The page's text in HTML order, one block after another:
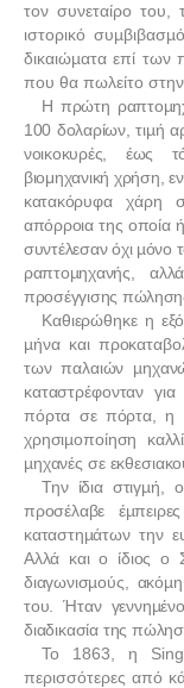
τον συνεταίρο του,
ιστορικό
δικαιώµατα επί των
που θα πωλείτο στην
Η πρώτη
100 δολαρίων, τιµή
νοικοκυρές, έως
βιομηχανική χρήση,
κατακόρυφα χάρη
απόρροια της οποία
συντέλεσαν όχι µόνο
ραπτοµηχανής,
προσέγγισης
Καθιερώθηκε η
µήνα και
των παλαιών
καταστρέφονταν
πόρτα σε πόρτα, η
χρησιµοποίηση
µηχανές σε
Την ίδια στιγµή,
προσέλαβε
καταστηµάτων την
Αλλά και ο ίδιος ο
διαγωνισµούς,
του. Ήταν
διαδικασία της
Το 1863, η
περισσότερες από